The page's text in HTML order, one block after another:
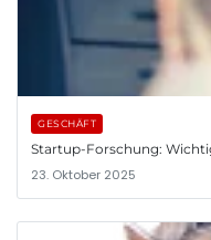
GESCHÄFT
Startup-Forschung:
23. Oktober 2025